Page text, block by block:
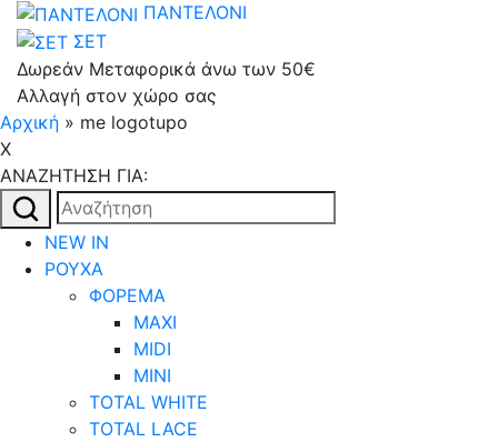
ΠΑΝΤΕΛΟΝΙ
ΣΕΤ
Δωρεάν Μεταφορικά άνω των 50€
Αλλαγή στον χώρο σας
Αρχική » me logotupo
X
AΝΑΖΗΤΗΣΗ ΓΙΑ:
Αναζήτηση
για:
NEW IN
ΡΟΥΧΑ
ΦΟΡΕΜΑ
MAXI
MIDI
MINI
TOTAL WHITE
TOTAL LACE